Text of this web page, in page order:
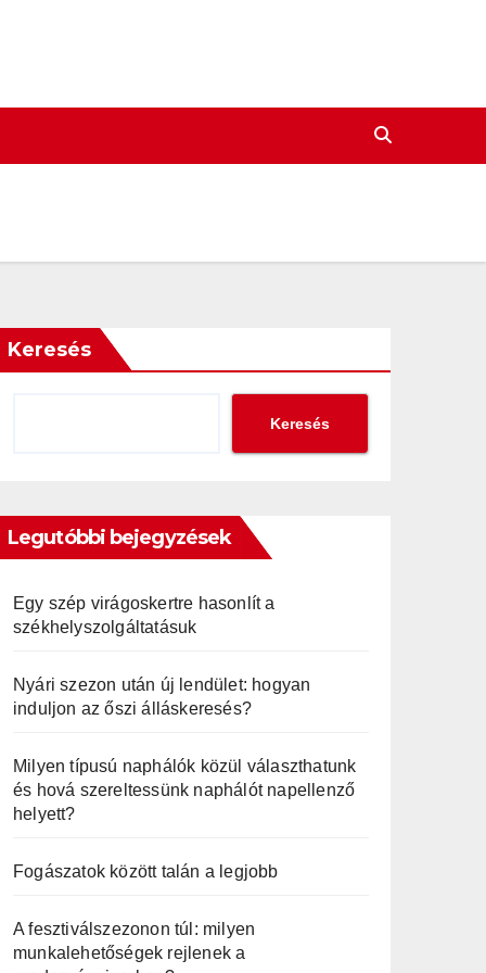
Keresés
Keresés
Legutóbbi bejegyzések
Egy szép virágoskertre hasonlít a
székhelyszolgáltatásuk
Nyári szezon után új lendület: hogyan
induljon az őszi álláskeresés?
Milyen típusú naphálók közül választhatunk
és hová szereltessünk naphálót napellenző
helyett?
Fogászatok között talán a legjobb
A fesztiválszezonon túl: milyen
munkalehetőségek rejlenek a